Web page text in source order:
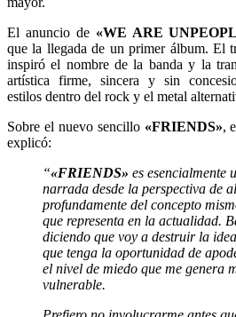
El anuncio de «WE ARE
que la llegada de un primer álbum. El
inspiró el nombre de la banda y la
artística firme, sincera y sin
estilos dentro del rock y el metal
Sobre el nuevo sencillo «FRIENDS»,
explicó:
“«FRIENDS» es esencialmente
narrada desde la perspectiva de
profundamente del concepto
que representa en la actualidad.
diciendo que voy a destruir la
que tenga la oportunidad de
el nivel de miedo que me genera
vulnerable.